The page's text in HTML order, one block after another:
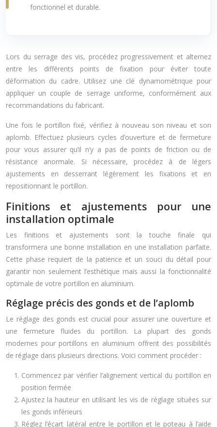
fonctionnel et durable.
Lors du serrage des vis, procédez progressivement et alternez
entre les différents points de fixation pour éviter toute
déformation du cadre. Utilisez une clé dynamométrique pour
appliquer un couple de serrage uniforme, conformément aux
recommandations du fabricant.
Une fois le portillon fixé, vérifiez à nouveau son niveau et son
aplomb. Effectuez plusieurs cycles d’ouverture et de fermeture
pour vous assurer qu’il n’y a pas de points de friction ou de
résistance anormale. Si nécessaire, procédez à de légers
ajustements en desserrant légèrement les fixations et en
repositionnant le portillon.
Finitions et ajustements pour une
installation optimale
Les finitions et ajustements sont la touche finale qui
transformera une bonne installation en une installation parfaite.
Cette phase requiert de la patience et un souci du détail pour
garantir non seulement l’esthétique mais aussi la fonctionnalité
optimale de votre portillon en aluminium.
Réglage précis des gonds et de l’aplomb
Le réglage des gonds est crucial pour assurer une ouverture et
une fermeture fluides du portillon. La plupart des gonds
modernes pour portillons en aluminium offrent des possibilités
de réglage dans plusieurs directions. Voici comment procéder :
Commencez par vérifier l’alignement vertical du portillon en
position fermée
Ajustez la hauteur en utilisant les vis de réglage situées sur
les gonds inférieurs
Réglez l’écart latéral entre le portillon et le poteau à l’aide